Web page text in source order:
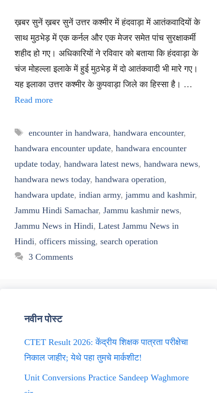
ख़बर सुनें ख़बर सुनें उत्तर कश्मीर में हंदवाड़ा में आतंकवादियों के
साथ मुठभेड़ में एक कर्नल और एक मेजर समेत पांच सुरक्षाकर्मी
शहीद हो गए। अधिकारियों ने रविवार को बताया कि हंदवाड़ा के
चंज मोहल्ला इलाके में हुई मुठभेड़ में दो आतंकवादी भी मारे गए।
यह इलाका उत्तर कश्मीर के कुपवाड़ा जिले का हिस्सा है। …
Read more
Tags
encounter in handwara, handwara encounter,
handwara encounter update, handwara encounter
update today, handwara latest news, handwara news,
handwara news today, handwara operation,
handwara update, indian army, jammu and kashmir,
Jammu Hindi Samachar, Jammu kashmir news,
Jammu News in Hindi, Latest Jammu News in
Hindi, officers missing, search operation
3 Comments
नवीन पोस्ट
CTET Result 2026: केंद्रीय शिक्षक पात्रता परीक्षेचा
निकाल जाहीर; येथे पहा तुमचे मार्कशीट!
Unit Conversions Practice Sandeep Waghmore